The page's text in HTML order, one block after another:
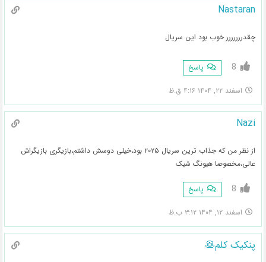
Nastaran
چقدررررررر خوب بود این سریال
8 پاسخ
اسفند ۲۲, ۱۴۰۴ ۴:۱۶ ق.ظ
Nazi
از نظر من که جذاب ترین سریال ۲۰۲۵ بود،خیلی دوسش داشتم،بازیگری بازیگراش
عالی،مخصوصا هیونگ شیک
8 پاسخ
اسفند ۱۲, ۱۴۰۴ ۳:۱۲ ب.ظ
پنکیک کلم🥞